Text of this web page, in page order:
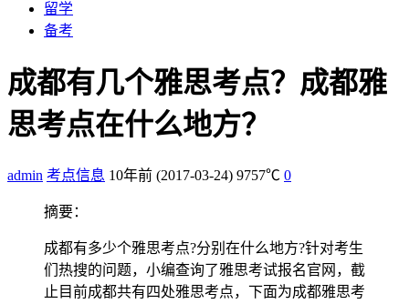
留学
备考
成都有几个雅思考点？成都雅
思考点在什么地方？
admin 考点信息 10年前 (2017-03-24) 9757℃ 0
摘要：
成都有多少个雅思考点?分别在什么地方?针对考生
们热搜的问题，小编查询了雅思考试报名官网，截
止目前成都共有四处雅思考点，下面为成都雅思考